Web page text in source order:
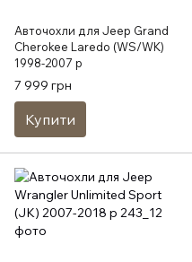
Авточохли для Jeep Grand
Cherokee Laredo (WS/WK)
1998-2007 р
7 999 грн
Купити